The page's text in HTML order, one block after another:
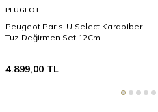
PEUGEOT
Peugeot Paris-U Select Karabiber-
Tuz Değirmen Set 12Cm
4.899,00 TL